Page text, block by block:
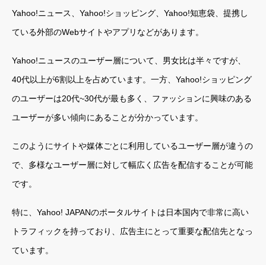
Yahoo!ニュース、Yahoo!ショッピング、Yahoo!知恵袋、提携し
ている外部のWebサイトやアプリなどがあります。
Yahoo!ニュースのユーザー層について、男女比は半々ですが、
40代以上が6割以上を占めています。一方、Yahoo!ショッピング
のユーザーは20代~30代が最も多く、ファッションに興味のある
ユーザーが多い傾向にあることが分かっています。
このようにサイトや媒体ごとに利用しているユーザー層が違うの
で、多様なユーザー層に対して幅広く広告を配信することが可能
です。
特に、Yahoo! JAPANのポータルサイトは日本国内で非常に高い
トラフィックを持っており、広告主にとって重要な配信先となっ
ています。